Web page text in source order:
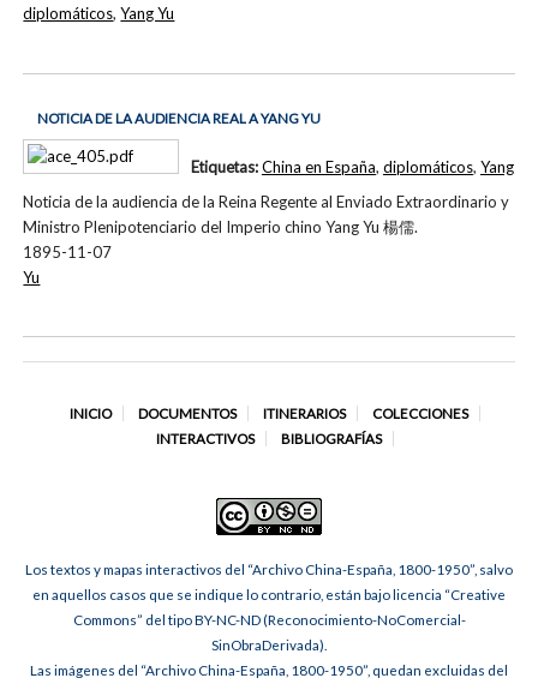
diplomáticos,Yang Yu
NOTICIA DE LA AUDIENCIA REAL A YANG YU
Noticia de la audiencia de la Reina Regente al Enviado Extraordinario y
Ministro Plenipotenciario del Imperio chino Yang Yu 楊儒.
1895-11-07
Etiquetas:China en España, diplomáticos, Yang
Yu
INICIO DOCUMENTOS ITINERARIOS
COLECCIONES
INTERACTIVOS
BIBLIOGRAFÍAS
Los textos y mapas interactivos del “Archivo China-España, 1800-1950”, salvo
en aquellos casos que se indique lo contrario, están bajo licencia “Creative
Commons” del tipo BY-NC-ND (Reconocimiento-NoComercial-
SinObraDerivada).
Las imágenes del “Archivo China-España, 1800-1950”, quedan excluidas del